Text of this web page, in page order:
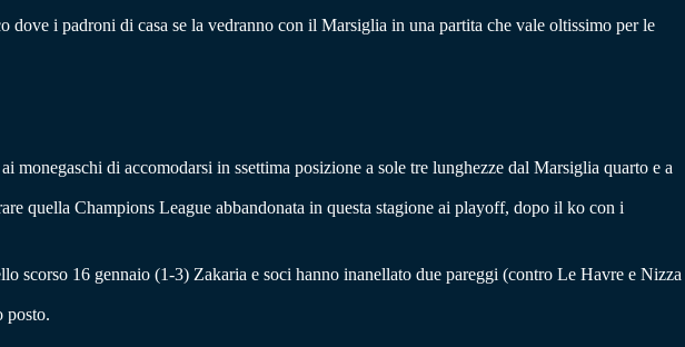
i padroni di casa se la vedranno con il Marsiglia in una partita che vale oltissimo per le
monegaschi di accomodarsi in ssettima posizione a sole tre lunghezze dal Marsiglia quarto e a
quella Champions League abbandonata in questa stagione ai playoff, dopo il ko con i
16 gennaio (1-3) Zakaria e soci hanno inanellato due pareggi (contro Le Havre e Nizza
posto.